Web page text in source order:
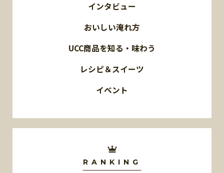
インタビュー
おいしい淹れ方
UCC商品を知る・味わう
レシピ＆スイーツ
イベント
RANKING